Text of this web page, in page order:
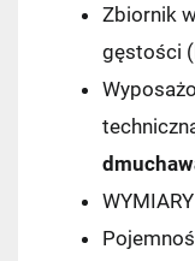
Zbiornik
gęstości